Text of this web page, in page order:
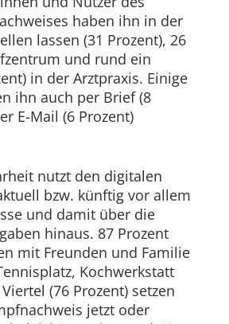
haben ihn in der
lassen (31 Prozent), 26
und rund ein
in der Arztpraxis. Einige
ihn auch per Brief (8
E-Mail (6 Prozent)
nutzt den digitalen
bzw. künftig vor allem
und damit über die
hinaus. 87 Prozent
mit Freunden und Familie
Kochwerkstatt
(76 Prozent) setzen
jetzt oder